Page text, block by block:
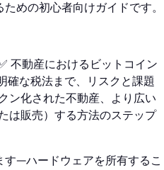
めの初心者向けガイドです。
不動産におけるビットコイン
確な税法まで、リスクと課題
ン化された不動産、より広い
は販売）する方法のステップ
す—ハードウェアを所有するこ